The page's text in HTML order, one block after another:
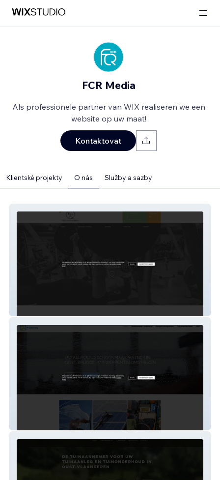
FCR Media
Als professionele partner van WIX realiseren we een
website op uw maat!
Kontaktovat
Klientské projekty O nás Služby a sazby